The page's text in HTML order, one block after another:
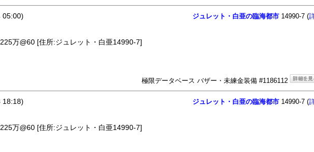
05:00) ジュレット・白亜の臨海都市 14990-7 (
万@60 [住所:ジュレット・白亜14990-7]
極限データベース バザー・未練金装備 #1186112
18:18) ジュレット・白亜の臨海都市 14990-7 (
万@60 [住所:ジュレット・白亜14990-7]